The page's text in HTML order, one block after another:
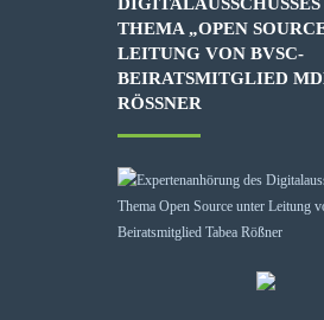
THEMA „OPEN
LEITUNG VON BVSC-
BEIRATSMITGLIED
RÖSSNER